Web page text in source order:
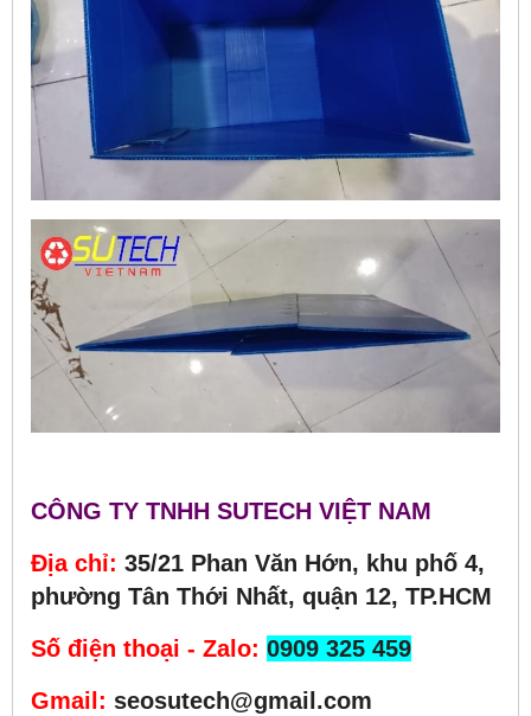
CÔNG TY TNHH SUTECH VIỆT NAM
Địa chỉ: 35/21 Phan Văn Hớn, khu phố 4,
phường Tân Thới Nhất, quận 12, TP.HCM
Số điện thoại - Zalo: 0909 325 459
Gmail: seosutech@gmail.com